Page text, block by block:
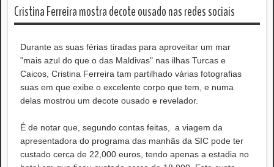
Cristina Ferreira mostra decote ousado nas redes sociais
Durante as suas férias tiradas para aproveitar um mar
"mais azul do que o das Maldivas" nas ilhas Turcas e
Caicos, Cristina Ferreira tam partilhado várias fotografias
suas em que exibe o excelente corpo que tem, e numa
delas mostrou um decote ousado e revelador.
É de notar que, segundo contas feitas, a viagem da
apresentadora do programa das manhãs da SIC pode ter
custado cerca de 22,000 euros, tendo apenas a estadia no